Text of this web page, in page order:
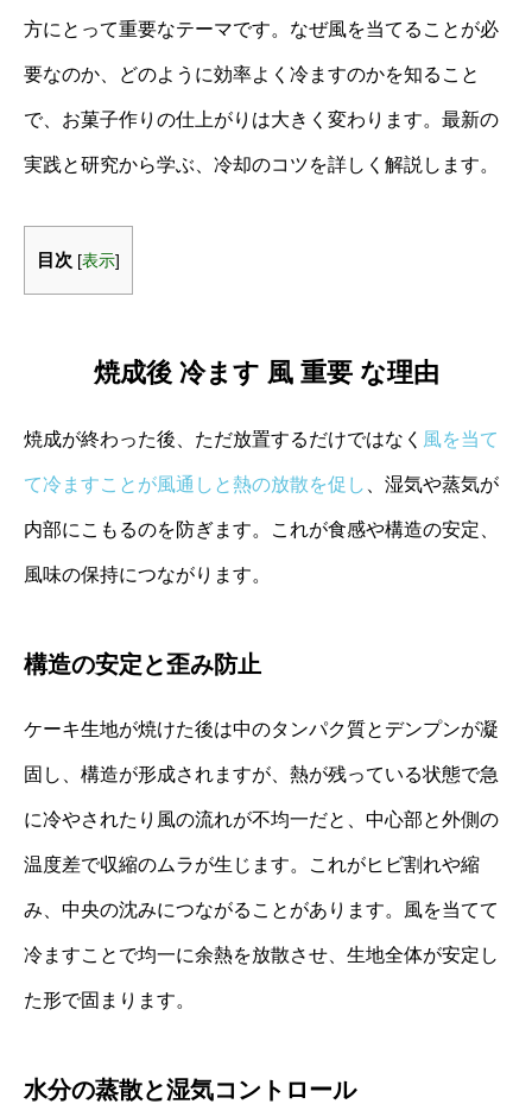
方にとって重要なテーマです。なぜ風を当てることが必
要なのか、どのように効率よく冷ますのかを知ること
で、お菓子作りの仕上がりは大きく変わります。最新の
実践と研究から学ぶ、冷却のコツを詳しく解説します。
目次 [表示]
焼成後 冷ます 風 重要 な理由
焼成が終わった後、ただ放置するだけではなく 風を当て
て冷ますことが風通しと熱の放散を促し 、湿気や蒸気が
内部にこもるのを防ぎます。これが食感や構造の安定、
風味の保持につながります。
構造の安定と歪み防止
ケーキ生地が焼けた後は中のタンパク質とデンプンが凝
固し、構造が形成されますが、熱が残っている状態で急
に冷やされたり風の流れが不均一だと、中心部と外側の
温度差で収縮のムラが生じます。これがヒビ割れや縮
み、中央の沈みにつながることがあります。風を当てて
冷ますことで均一に余熱を放散させ、生地全体が安定し
た形で固まります。
水分の蒸散と湿気コントロール